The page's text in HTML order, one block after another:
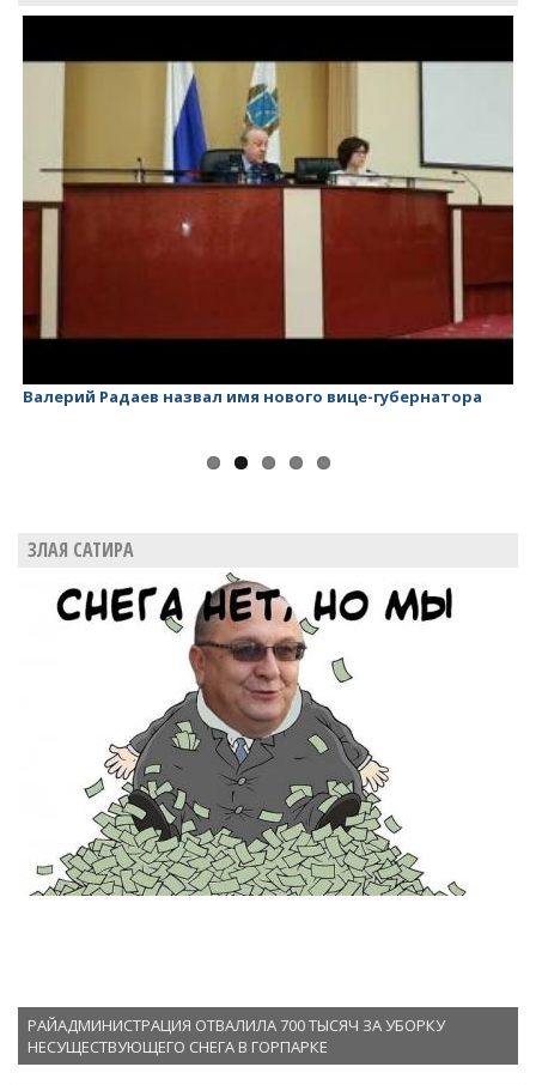
Валерий Радаев назвал имя нового вице-губернатора
ЗЛАЯ САТИРА
РАЙАДМИНИСТРАЦИЯ ОТВАЛИЛА 700 ТЫСЯЧ ЗА УБОРКУ
НЕСУЩЕСТВУЮЩЕГО СНЕГА В ГОРПАРКЕ